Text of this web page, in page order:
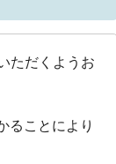
ただくようお
ることにより